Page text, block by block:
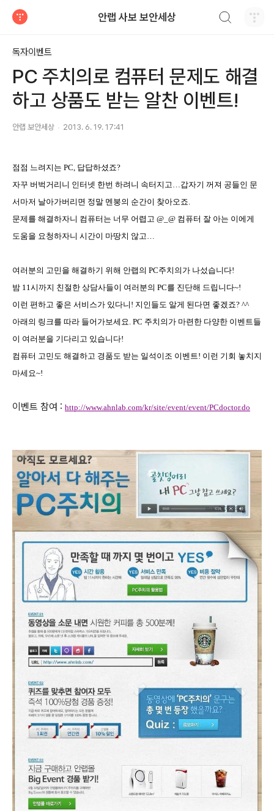
안랩 사보 보안세상
독자이벤트
PC 주치의로 컴퓨터 문제도 해결
하고 상품도 받는 알찬 이벤트!
안랩 보안세상 2013. 6. 19. 17:41
점점 느려지는 PC, 답답하셨죠?
자꾸 버벅거리니 인터넷 한번 하려니 속터지고…갑자기 꺼져 공들인 문
서마저 날아가버리면 정말 멘붕의 순간이 찾아오죠.
문제를 해결하자니 컴퓨터는 너무 어렵고 @_@ 컴퓨터 잘 아는 이에게
도움을 요청하자니 시간이 마땅치 않고…
여러분의 고민을 해결하기 위해 안랩의 PC주치의가 나섰습니다!
밤 11시까지 친절한 상담사들이 여러분의 PC를 진단해 드립니다~!
이런 편하고 좋은 서비스가 있다니 ! 지인들도 알게 된다면 좋겠죠? ^^
아래의 링크를 따라 들어가보세요. PC 주치의가 마련한 다양한 이벤트들
이 여러분을 기다리고 있습니다!
컴퓨터 고민도 해결하고 경품도 받는 일석이조 이벤트! 이런 기회 놓치지
마세요~!
이벤트 참여 : http://www.ahnlab.com/kr/site/event/event/PCdoctor.do